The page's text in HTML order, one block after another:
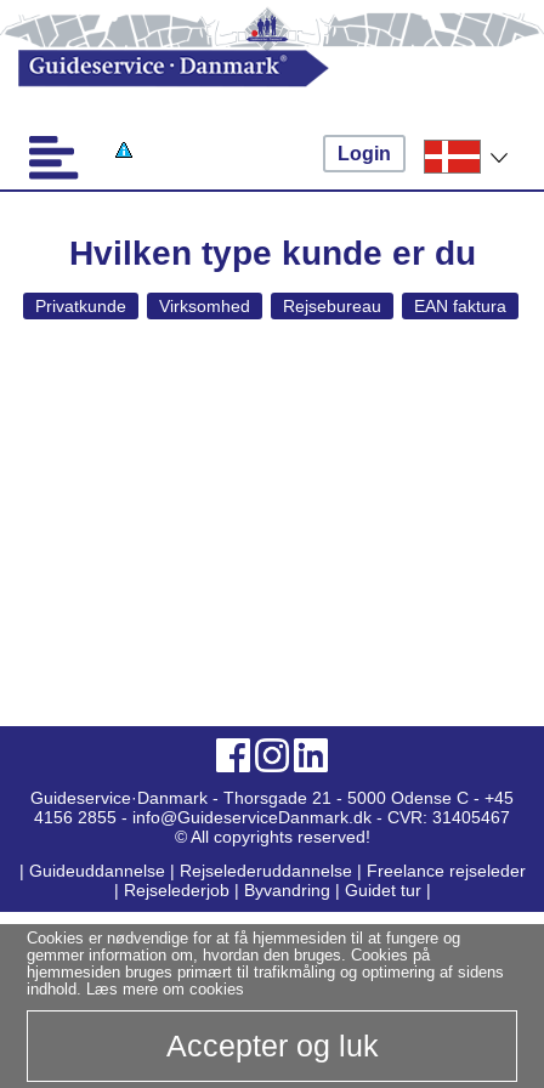
Login
Hvilken type kunde er du
Privatkunde Virksomhed Rejsebureau EAN faktura
Guideservice·Danmark - Thorsgade 21 - 5000 Odense C - +45
4156 2855 - info@GuideserviceDanmark.dk - CVR: 31405467
© All copyrights reserved!
| Guideuddannelse | Rejselederuddannelse | Freelance rejseleder
| Rejselederjob| Byvandring | Guidet tur|
Cookies er nødvendige for at få hjemmesiden til at fungere og
gemmer information om, hvordan den bruges. Cookies på
hjemmesiden bruges primært til trafikmåling og optimering af sidens
indhold. Læs mere om cookies
Accepter og luk